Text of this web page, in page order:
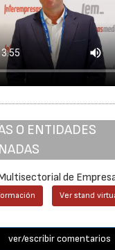
O ENTIDADES
de
Ver stand
ver/escribir comentarios